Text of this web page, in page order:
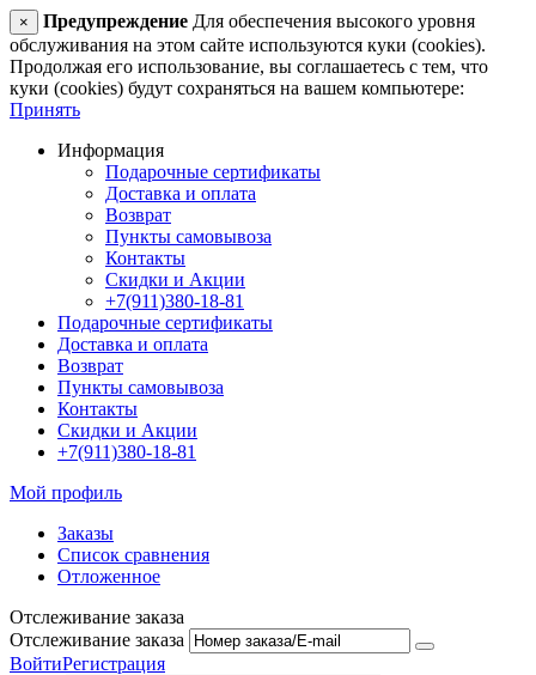
× Предупреждение Для обеспечения высокого уровня
обслуживания на этом сайте используются куки (cookies).
Продолжая его использование, вы соглашаетесь с тем, что
куки (cookies) будут сохраняться на вашем компьютере:
Принять
Информация
Подарочные сертификаты
Доставка и оплата
Возврат
Пункты самовывоза
Контакты
Скидки и Акции
+7(911)380-18-81
Подарочные сертификаты
Доставка и оплата
Возврат
Пункты самовывоза
Контакты
Скидки и Акции
+7(911)380-18-81
Мой профиль
Заказы
Список сравнения
Отложенное
Отслеживание заказа
Отслеживание заказа
ВойтиРегистрация